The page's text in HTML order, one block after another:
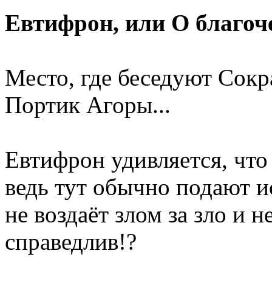
Евтифрон, или О
Место, где беседуют
Портик Агоры...
Евтифрон удивляется,
ведь тут обычно подают
не воздаёт злом за зло и
справедлив!?